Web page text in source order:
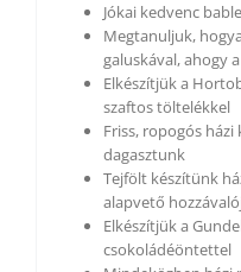
Jókai kedvenc
Megtanuljuk,
galuskával, ahogy
Elkészítjük a
szaftos töltelékkel
Friss, ropogós
dagasztunk
Tejfölt készítünk
alapvető
Elkészítjük a
csokoládéöntettel